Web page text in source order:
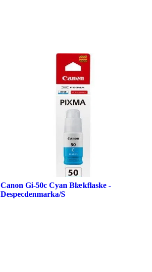
Canon Gi-50c Cyan Blækflaske -
Despecdenmarka/S